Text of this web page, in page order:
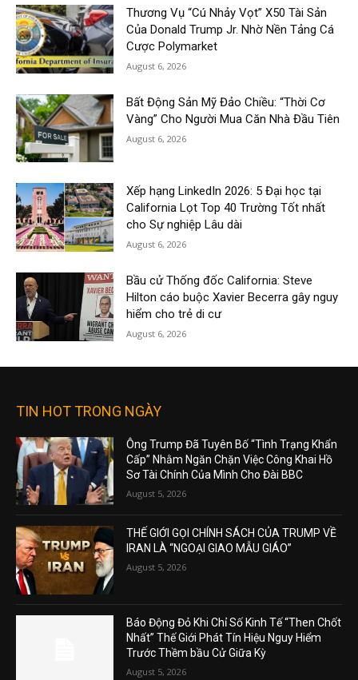
Thương Vụ “Cú Nhảy Vọt” X50 Tài Sản
Của Donald Trump Jr. Nhờ Nền Tảng Cá
Cược Polymarket
August 6, 2026
Bất Động Sản Mỹ Đảo Chiều: “Thời Cơ
Vàng” Cho Người Mua Căn Nhà Đầu Tiên
August 6, 2026
Xếp hạng LinkedIn 2026: 5 Đại học tại
California Lọt Top 40 Trường Tốt nhất
cho Sự nghiệp Lâu dài
August 6, 2026
Bầu cử Thống đốc California: Steve
Hilton cáo buộc Xavier Becerra gây nguy
hiểm cho trẻ di cư
August 6, 2026
TIN HOT TRONG NGÀY
Ông Trump Đã Tuyên Bố “Tình Trạng Khẩn
Cấp” Nhằm Ngăn Chặn Việc Công Khai Hồ
Sơ Tài Chính Của Mình Cho Đài BBC
August 5, 2026
THẾ GIỚI GỌI CHÍNH SÁCH CỦA TRUMP VỀ
IRAN LÀ “NGOẠI GIAO MẪU GIÁO”
August 5, 2026
Báo Động Đỏ Khi Chỉ Số Kinh Tế “Then Chốt
Nhất” Thế Giới Phát Tín Hiệu Nguy Hiểm
Trước Thềm bầu Cử Giữa Kỳ
August 5, 2026